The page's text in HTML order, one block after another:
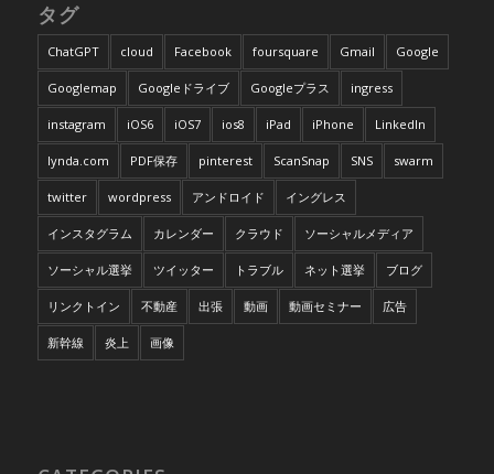
タグ
ChatGPT cloud Facebook foursquare Gmail Google
Googlemap Googleドライブ Googleプラス ingress
instagram iOS6 iOS7 ios8 iPad iPhone LinkedIn
lynda.com PDF保存 pinterest ScanSnap SNS swarm
twitter wordpress アンドロイド イングレス
インスタグラム カレンダー クラウド ソーシャルメディア
ソーシャル選挙 ツイッター トラブル ネット選挙 ブログ
リンクトイン 不動産 出張 動画 動画セミナー 広告
新幹線 炎上 画像